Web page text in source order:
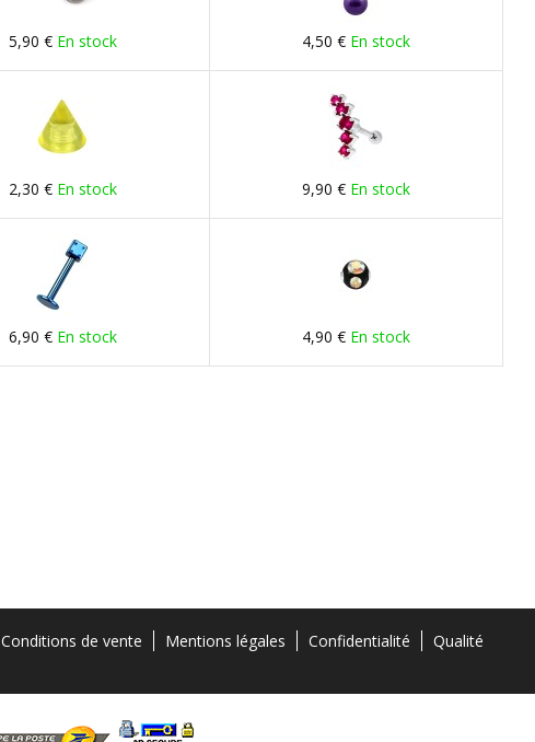
5,90 € En stock 4,50 € En stock
2,30 € En stock 9,90 € En stock
6,90 € En stock 4,90 € En stock
Conditions de vente Mentions légales Confidentialité
Qualité